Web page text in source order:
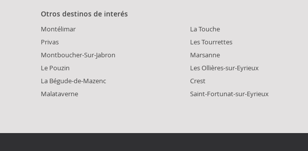
Otros destinos de interés
Montélimar
Privas
Montboucher-Sur-Jabron
Le Pouzin
La Bégude-de-Mazenc
Malataverne
La Touche
Les Tourrettes
Marsanne
Les Ollières-sur-Eyrieux
Crest
Saint-Fortunat-sur-Eyrieux